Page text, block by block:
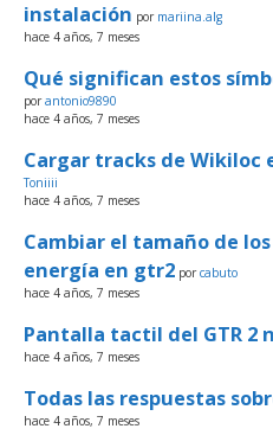
instalación por mariina.alg
hace 4 años, 7 meses
Qué significan estos
porantonio9890
hace 4 años, 7 meses
Cargar tracks de Wikiloc
Toniiii
hace 4 años, 7 meses
Cambiar el tamaño de
energía en gtr2 porcabuto
hace 4 años, 7 meses
Pantalla tactil del GTR 2
hace 4 años, 7 meses
Todas las respuestas
hace 4 años, 7 meses